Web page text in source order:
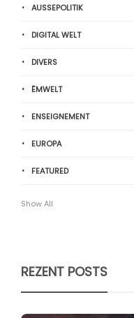
AUSSEPOLITIK
DIGITAL WELT
DIVERS
ËMWELT
ENSEIGNEMENT
EUROPA
FEATURED
Show All
REZENT POSTS